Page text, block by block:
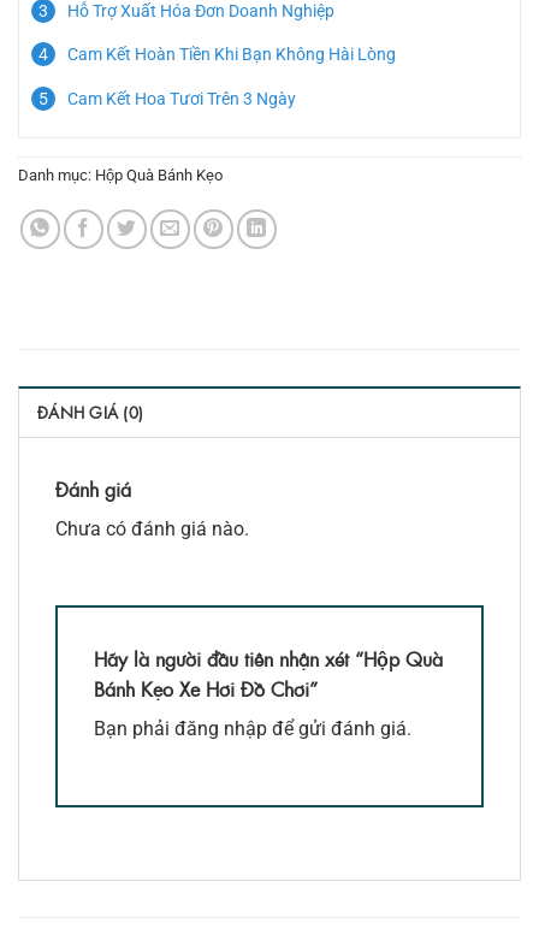
Hỗ Trợ Xuất Hóa Đơn Doanh Nghiệp
Cam Kết Hoàn Tiền Khi Bạn Không Hài Lòng
Cam Kết Hoa Tươi Trên 3 Ngày
Danh mục: Hộp Quà Bánh Kẹo
ĐÁNH GIÁ (0)
Đánh giá
Chưa có đánh giá nào.
Hãy là người đầu tiên nhận xét “Hộp Quà
Bánh Kẹo Xe Hơi Đồ Chơi”
Bạn phải đăng nhập để gửi đánh giá.